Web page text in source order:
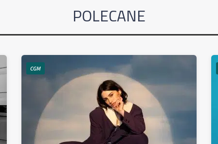
POLECANE
CGM